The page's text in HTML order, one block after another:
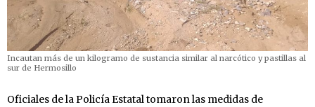
Incautan más de un kilogramo de sustancia similar al narcótico y pastillas al
sur de Hermosillo
Oficiales de la Policía Estatal tomaron las medidas de